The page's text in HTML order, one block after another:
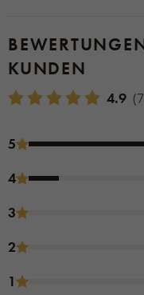
KUNDEN
4.9
5
4
3
2
1